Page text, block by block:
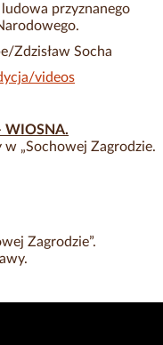
przyznanego
Zdzisław Socha
videos
WIOSNA.
w „Sochowej Zagrodzie.
Zagrodzie”.